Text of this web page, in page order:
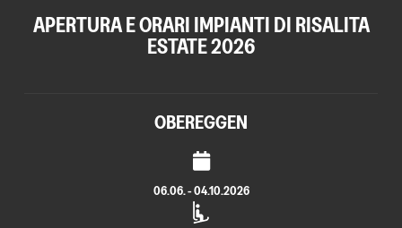
APERTURA E ORARI IMPIANTI DI RISALITA
ESTATE 2026
OBEREGGEN
06.06. - 04.10.2026